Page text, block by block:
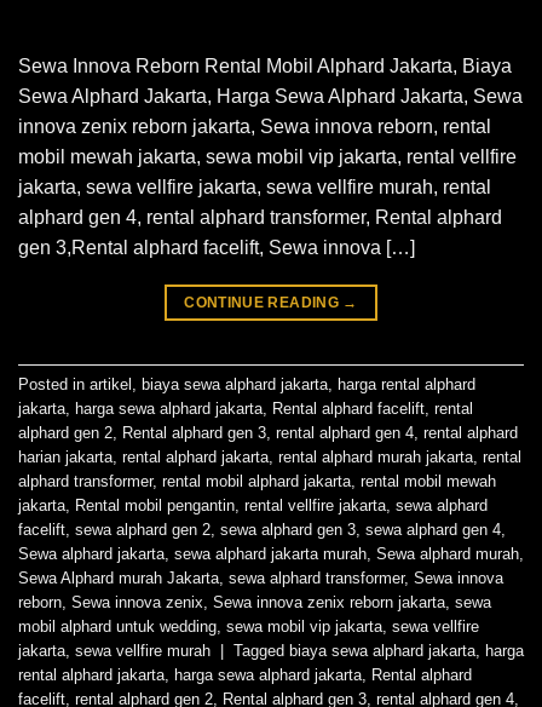
Sewa Innova Reborn Rental Mobil Alphard Jakarta, Biaya
Sewa Alphard Jakarta, Harga Sewa Alphard Jakarta, Sewa
innova zenix reborn jakarta, Sewa innova reborn, rental
mobil mewah jakarta, sewa mobil vip jakarta, rental vellfire
jakarta, sewa vellfire jakarta, sewa vellfire murah, rental
alphard gen 4, rental alphard transformer, Rental alphard
gen 3,Rental alphard facelift, Sewa innova […]
CONTINUE READING →
Posted in artikel , biaya sewa alphard jakarta, harga rental alphard
jakarta, harga sewa alphard jakarta, Rental alphard facelift, rental
alphard gen 2, Rental alphard gen 3, rental alphard gen 4, rental alphard
harian jakarta, rental alphard jakarta, rental alphard murah jakarta, rental
alphard transformer, rental mobil alphard jakarta, rental mobil mewah
jakarta, Rental mobil pengantin, rental vellfire jakarta, sewa alphard
facelift, sewa alphard gen 2, sewa alphard gen 3, sewa alphard gen 4,
Sewa alphard jakarta, sewa alphard jakarta murah, Sewa alphard murah,
Sewa Alphard murah Jakarta, sewa alphard transformer, Sewa innova
reborn, Sewa innova zenix, Sewa innova zenix reborn jakarta, sewa
mobil alphard untuk wedding, sewa mobil vip jakarta, sewa vellfire
jakarta, sewa vellfire murah Tagged biaya sewa alphard jakarta, harga
rental alphard jakarta, harga sewa alphard jakarta, Rental alphard
facelift, rental alphard gen 2, Rental alphard gen 3, rental alphard gen 4,